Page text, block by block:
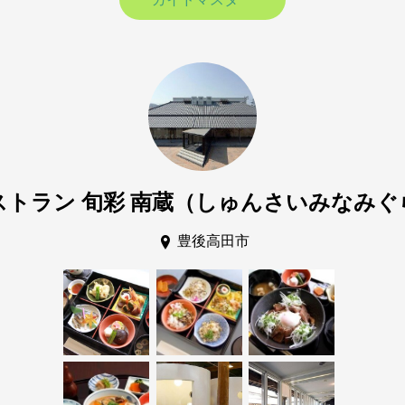
トラン 旬彩 南蔵（しゅんさいみなみぐ
豊後高田市